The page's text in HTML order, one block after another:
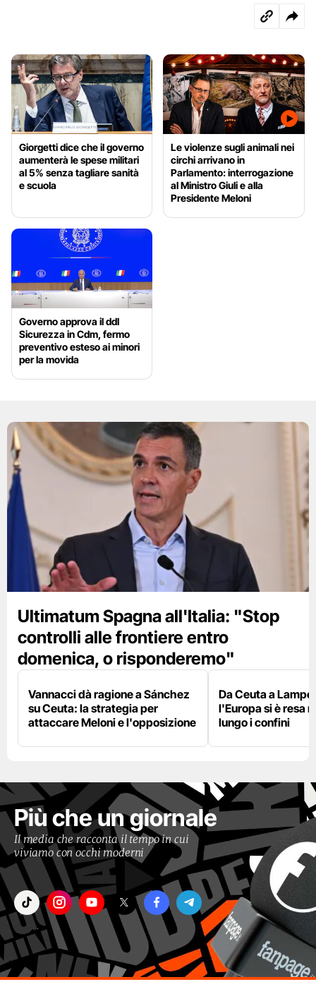
Giorgetti dice che il governo
aumenterà le spese militari
al 5% senza tagliare sanità
e scuola
Le violenze sugli animali nei
circhi arrivano in
Parlamento: interrogazione
al Ministro Giuli e alla
Presidente Meloni
Governo approva il ddl
Sicurezza in Cdm, fermo
preventivo esteso ai minori
per la movida
Ultimatum Spagna all'Italia: "Stop
controlli alle frontiere entro
domenica, o risponderemo"
Vannacci dà ragione a Sánchez
su Ceuta: la strategia per
attaccare Meloni e l'opposizione
Da Ceuta a
l'Europa si è resa
lungo i confini
Più che un giornale
Il media che racconta il tempo in cui
viviamo con occhi moderni